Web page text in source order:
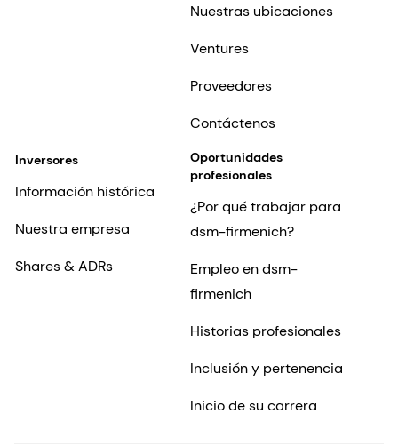
Nuestras ubicaciones
Ventures
Proveedores
Contáctenos
Inversores
Información histórica
Nuestra empresa
Shares & ADRs
Oportunidades
profesionales
¿Por qué trabajar para
dsm-firmenich?
Empleo en dsm-
firmenich
Historias profesionales
Inclusión y pertenencia
Inicio de su carrera